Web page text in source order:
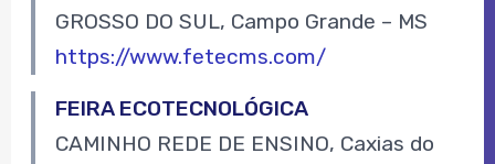
GROSSO DO SUL, Campo Grande – MS
https://www.fetecms.com/
FEIRA ECOTECNOLÓGICA
CAMINHO REDE DE ENSINO, Caxias do